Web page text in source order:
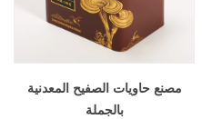
مصنع حاويات الصفيح المعدنية
بالجملة